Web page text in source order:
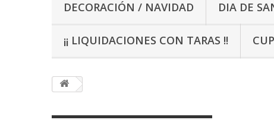
DECORACIÓN / NAVIDAD DIA DE
¡¡ LIQUIDACIONES CON TARAS !!